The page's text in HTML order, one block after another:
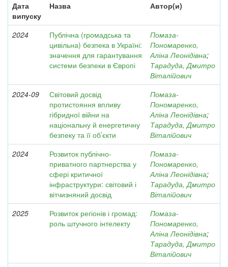
Дата
випуску
Назва Автор(и)
2024
Публічна (громадська та
цивільна) безпека в Україні:
значення для гарантування
системи безпеки в Європі
Помаза-
Пономаренко,
Аліна Леонідівна;
Тарадуда, Дмитро
Віталійович
2024-09
Світовий досвід
протистояння впливу
гібридної війни на
національну й енергетичну
безпеку та її об’єкти
Помаза-
Пономаренко,
Аліна Леонідівна;
Тарадуда, Дмитро
Віталійович
2024
Розвиток публічно-
приватного партнерства у
сфері критичної
інфраструктури: світовий і
вітчизняний досвід
Помаза-
Пономаренко,
Аліна Леонідівна;
Тарадуда, Дмитро
Віталійович
2025
Розвиток регіонів і громад:
роль штучного інтелекту
Помаза-
Пономаренко,
Аліна Леонідівна;
Тарадуда, Дмитро
Віталійович